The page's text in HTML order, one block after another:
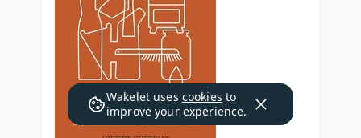
Wakelet uses cookies to
improve your experience.